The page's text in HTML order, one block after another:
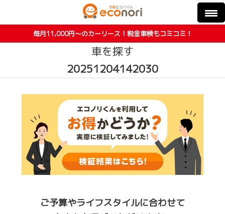
毎月11,000円〜のカーリース！税金車検もコミコミ！
車を探す
20251204142030
ご予算やライフスタイルに合わせて